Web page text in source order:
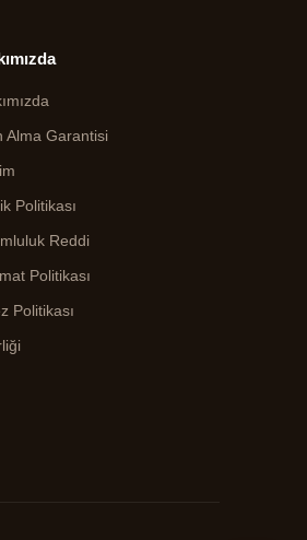
Alma Garantisi
Politikası
Reddi
Politikası
Politikası